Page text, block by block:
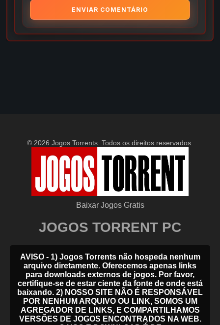
© 2026 Jogos Torrents. Todos os direitos reservados.
Baixar Jogos Gratis
JOGOS TORRENT PC
AVISO - 1) Jogos Torrents não hospeda nenhum
arquivo diretamente. Oferecemos apenas links
para downloads externos de jogos. Por favor,
certifique-se de estar ciente da fonte de onde está
baixando. 2) NOSSO SITE NÃO É RESPONSÁVEL
POR NENHUM ARQUIVO OU LINK, SOMOS UM
AGREGADOR DE LINKS, E COMPARTILHAMOS
VERSÕES DE JOGOS ENCONTRADOS NA WEB.